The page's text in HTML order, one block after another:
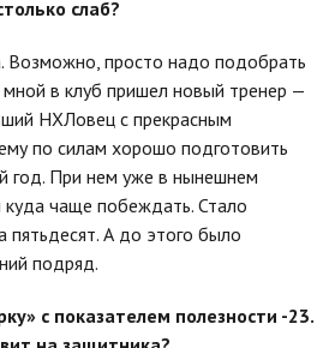
слаб?
Возможно, просто надо подобрать
в клуб пришел новый тренер —
НХЛовец с прекрасным
по силам хорошо подготовить
год. При нем уже в нынешнем
чаще побеждать. Стало
пятьдесят. А до этого было
подряд.
с показателем полезности -23.